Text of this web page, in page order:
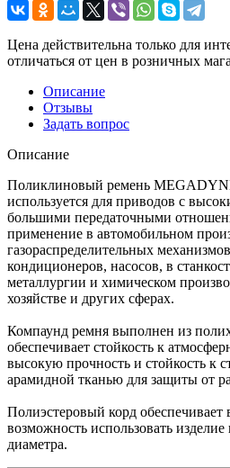
Цена действительна только для
отличаться от цен в розничных
Описание
Отзывы
Задать вопрос
Описание
Поликлиновый ремень
используется для приводов с
большими передаточными
применение в автомобильном
газораспределительных
кондиционеров, насосов, в
металлургии и химическом
хозяйстве и других сферах.
Компаунд ремня выполнен из
обеспечивает стойкость к
высокую прочность и стойкость к
арамидной тканью для защиты от
Полиэстеровый корд обеспечивает
возможность использовать
диаметра.